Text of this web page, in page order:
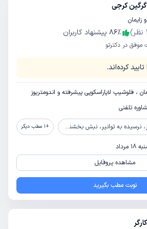
کرجی
نظر) 86٪
پیشنهاد کاربران
موفق در دکترتو
کرده‌اند.
، فلوشیپ لاپاراسکوپی پیشرفته و اندومتریوز
تلفنی
نبش بخشندگان، پلاک2303 ، مجموعه پزشکی و سلامت مدیکو پلاس سنتر +
1 مطب دیگر
مرداد
مشاهده پروفایل
نوبت مطب بگیرید